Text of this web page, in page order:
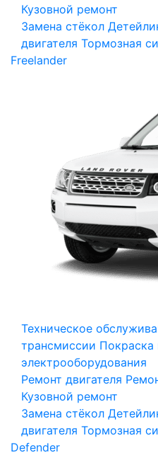
Кузовной ремонт
Замена стёкол
двигателя Тормозная
Freelander
Техническое
трансмиссии Покраска
электрооборудования
Ремонт двигателя
Кузовной ремонт
Замена стёкол
двигателя Тормозная
Defender